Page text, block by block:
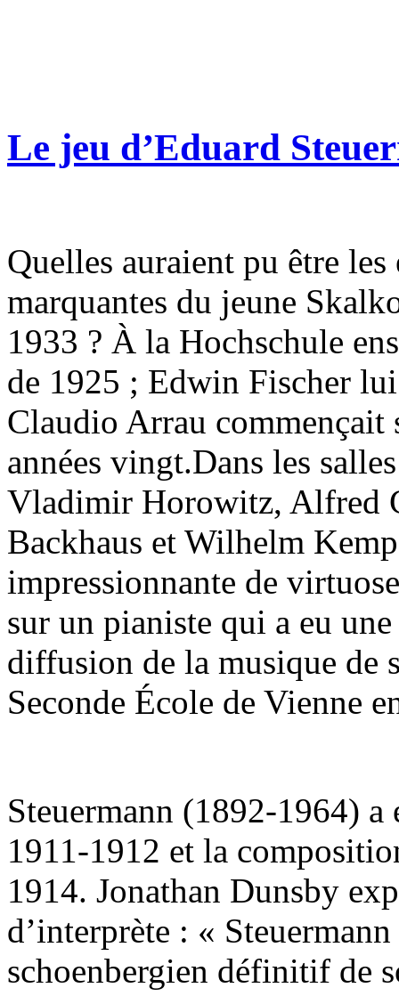
Le jeu d’Eduard
Quelles auraient pu être
marquantes du jeune
1933 ? À la Hochschule
de 1925 ; Edwin Fischer
Claudio Arrau commençait
années vingt.Dans les
Vladimir Horowitz, Alfred
Backhaus et Wilhelm
impressionnante de
sur un pianiste qui a eu
diffusion de la musique de
Seconde École de Vienne
Steuermann (1892-1964)
1911-1912 et la
1914. Jonathan Dunsby
d’interprète : «
schoenbergien définitif de